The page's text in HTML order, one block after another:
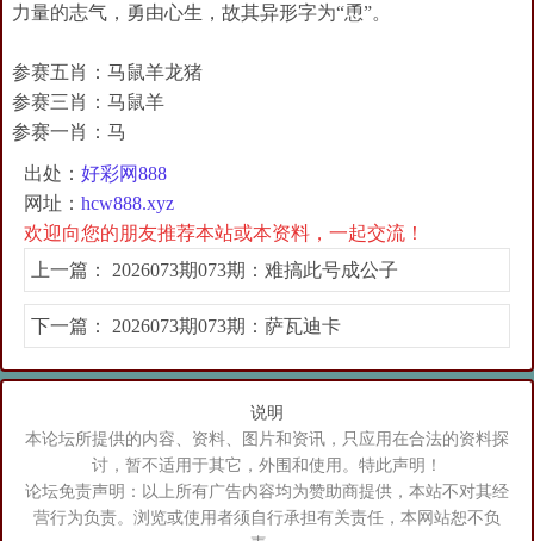
力量的志气，勇由心生，故其异形字为“恿”。
参赛五肖：马鼠羊龙猪
参赛三肖：马鼠羊
参赛一肖：马
出处： 好彩网888
网址： hcw888.xyz
欢迎向您的朋友推荐本站或本资料，一起交流！
上一篇： 2026073期073期：难搞此号成公子
下一篇： 2026073期073期：萨瓦迪卡
说明
本论坛所提供的内容、资料、图片和资讯，只应用在合法的资料探
讨，暂不适用于其它，外围和使用。特此声明！
论坛免责声明：以上所有广告内容均为赞助商提供，本站不对其经
营行为负责。浏览或使用者须自行承担有关责任，本网站恕不负